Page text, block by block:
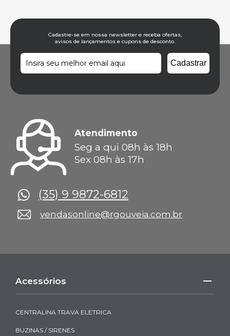
Cadastre-se em nossa newsletter e receba ofertas,
avisos de lançamentos e cupons de desconto.
Atendimento
Seg a qui 08h às 18h
Sex 08h às 17h
(35) 9 9872-6812
vendasonline@rgouveia.com.br
Acessórios
CENTRALINA TRAVA ELETRICA
BUZINAS / SIRENES